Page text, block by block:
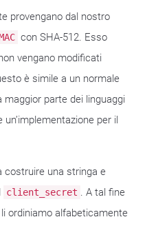
provengano dal nostro
con SHA-512. Esso
vengano modificati
è simile a un normale
parte dei linguaggi
per il
costruire una stringa e
client_secret . A tal fine
ordiniamo alfabeticamente